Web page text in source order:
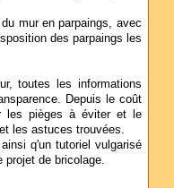
mur en parpaings, avec
des parpaings les
toutes les informations
Depuis le coût
les pièges à éviter et le
les astuces trouvées.
q'un tutoriel vulgarisé
projet de bricolage.